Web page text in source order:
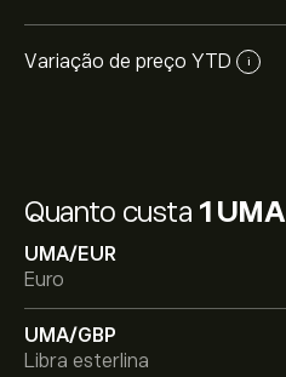
Quanto custa 1 UMA
UMA/EUR
Euro
UMA/GBP
Libra esterlina
Variação de preço YTD i